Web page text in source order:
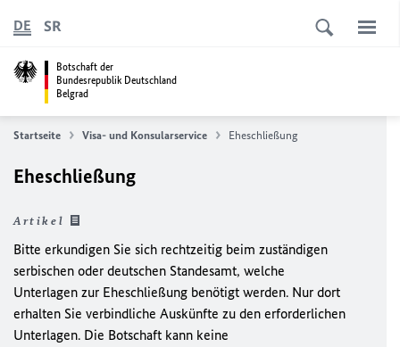
Botschaft der
Bundesrepublik Deutschland
Belgrad
DE SR
Startseite Visa- und Konsularservice Eheschließung
Eheschließung
Artikel
Bitte erkundigen Sie sich rechtzeitig beim zuständigen
serbischen oder deutschen Standesamt, welche
Unterlagen zur Eheschließung benötigt werden. Nur dort
erhalten Sie verbindliche Auskünfte zu den erforderlichen
Unterlagen. Die Botschaft kann keine